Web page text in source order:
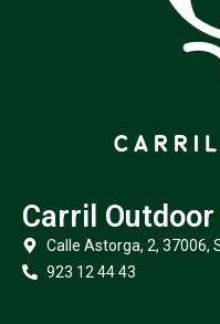
Carril
Calle Astorga, 2, 37006,
923 12 44 43